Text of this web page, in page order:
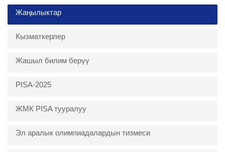
Жаңылыктар
Кызматкерлер
Жашыл билим берүү
PISA-2025
ЖМК PISA тууралуу
Эл аралык олимпиадалардын тизмеси